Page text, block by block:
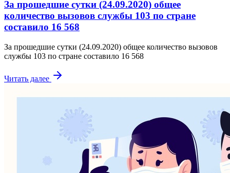
За прошедшие сутки (24.09.2020) общее
количество вызовов службы 103 по стране
составило 16 568
За прошедшие сутки (24.09.2020) общее количество вызовов
службы 103 по стране составило 16 568
Читать далее